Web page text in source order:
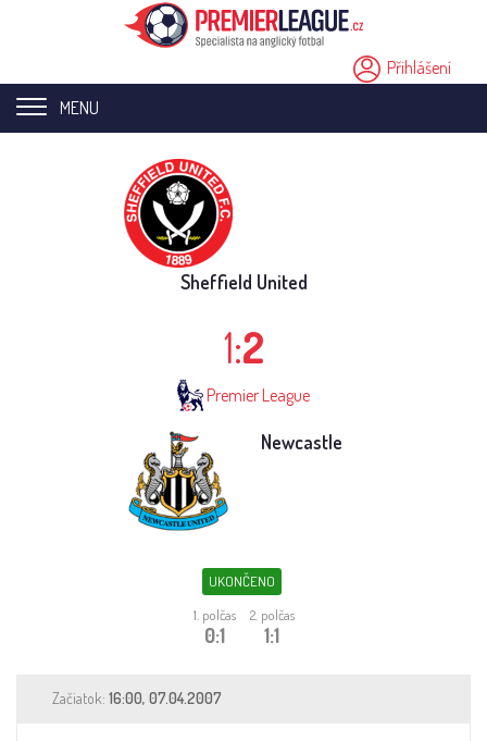
Přihlášení
MENU
Sheffield United
1:2
Premier League
Newcastle
UKONČENO
1. polčas
0:1
2. polčas
1:1
Začiatok: 16:00, 07.04.2007